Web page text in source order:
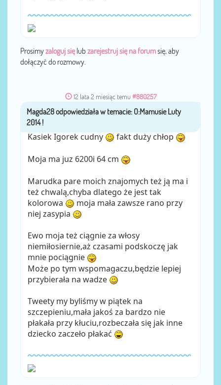
Prosimyzaloguj sięlub zarejestruj się na forumsię, aby
dołączyć do rozmowy.
12 lata 2 miesiąc temu #880257
przezMagda28
Kasiek Igorek cudny fakt duży chłop
Moja ma juz 6200i 64 cm
Marudka pare moich znajomych też ją ma i
też chwalą,chyba dlatego że jest tak
kolorowa
moja mała zawsze rano przy
niej zasypia
Ewo moja też ciągnie za włosy
niemiłosiernie,aż czasami podskoczę jak
mnie pociągnie
Może po tym wspomagaczu,będzie lepiej
przybierała na wadze
Tweety my byliśmy w piątek na
szczepieniu,mała jakoś za bardzo nie
płakała przy kłuciu,rozbeczała się jak inne
dziecko zaczeło płakać